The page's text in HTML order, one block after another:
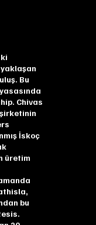
Bu
Chivas
İskoç
üretim
bu